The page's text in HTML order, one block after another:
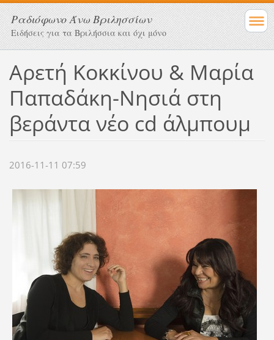
Ραδιόφωνο Άνω Βριλησσίων
Ειδήσεις για τα Βριλήσσια και όχι μόνο
Αρετή Κοκκίνου & Μαρία
Παπαδάκη-Νησιά στη
βεράντα νέο cd άλμπουμ
2016-11-11 07:59